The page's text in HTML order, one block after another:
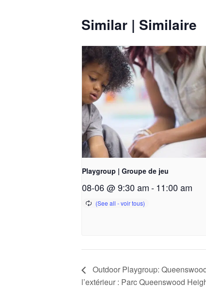
Similar | Similaire
Playgroup | Groupe de jeu
08-06 @ 9:30 am-11:00 am
Outdoor Playgroup:
l’extérieur : Parc Queenswood